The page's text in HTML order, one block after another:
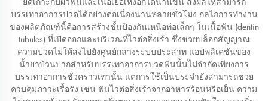
บรรเทาอาการปวดได้อย่างต่อเนื่องนานหลายชั่วโมง กลไกการทำงาน
ของผลิตภัณฑ์นี้คือการสร้างชั้นป้องกันเหนือท่อเล็กๆ ในเนื้อฟัน (dentin
tubules) ที่เปิดออกและบริเวณที่ไวต่อสิ่งเร้า ซึ่งช่วยบล็อกสัญญาณ
ความปวดไม่ให้ส่งไปยังศูนย์กลางระบบประสาท แอปพลิเคชันของ
น้ำยาบ้วนปากสำหรับบรรเทาอาการปวดฟันนั้นไม่จำกัดเพียงการ
บรรเทาอาการชั่วคราวเท่านั้น แต่การใช้เป็นประจำยังสามารถช่วย
ควบคุมภาวะเรื้อรัง เช่น ฟันไวต่อสิ่งเร้าจากอาหารร้อนหรือเย็น ความ